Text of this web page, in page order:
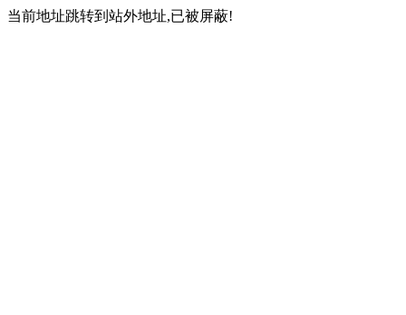
当前地址跳转到站外地址,已被屏蔽!